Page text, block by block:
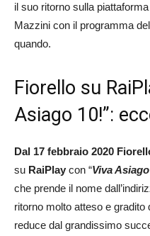
il suo ritorno sulla
Mazzini con il programma
quando.
Fiorello su
Asiago 10!”:
Dal 17 febbraio 2020
su RaiPlay con “Viva
che prende il nome
ritorno molto atteso e
reduce dal grandissimo